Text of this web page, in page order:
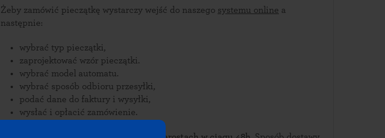
Żeby zamówić pieczątkę wystarczy wejść do naszego systemu online a
następnie:
wybrać typ pieczątki,
zaprojektować wzór pieczątki.
wybrać model automatu.
wybrać sposób odbioru przesyłki,
podać dane do faktury i wysyłki,
wysłać i opłacić zamówienie.